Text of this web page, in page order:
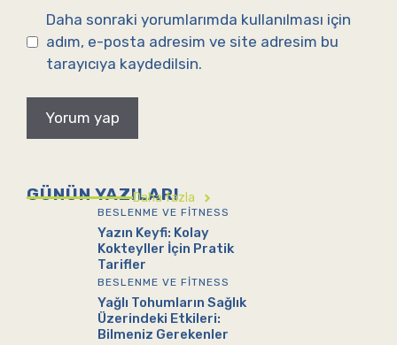
Daha sonraki yorumlarımda kullanılması için
adım, e-posta adresim ve site adresim bu
tarayıcıya kaydedilsin.
GÜNÜN YAZILARI
Daha fazla
BESLENME VE FITNESS
Yazın Keyfi: Kolay
Kokteyller İçin Pratik
Tarifler
BESLENME VE FITNESS
Yağlı Tohumların Sağlık
Üzerindeki Etkileri:
Bilmeniz Gerekenler